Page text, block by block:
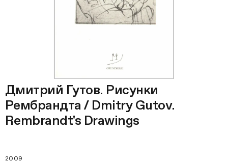
Дмитрий Гутов. Рисунки
Рембрандта / Dmitry Gutov.
Rembrandt's Drawings
2009